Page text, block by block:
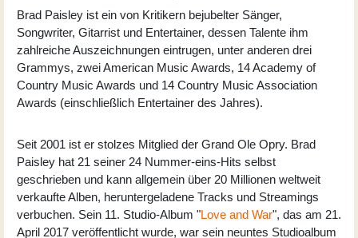
Brad Paisley ist ein von Kritikern bejubelter Sänger,
Songwriter, Gitarrist und Entertainer, dessen Talente ihm
zahlreiche Auszeichnungen eintrugen, unter anderen drei
Grammys, zwei American Music Awards, 14 Academy of
Country Music Awards und 14 Country Music Association
Awards (einschließlich Entertainer des Jahres).
Seit 2001 ist er stolzes Mitglied der Grand Ole Opry. Brad
Paisley hat 21 seiner 24 Nummer-eins-Hits selbst
geschrieben und kann allgemein über 20 Millionen weltweit
verkaufte Alben, heruntergeladene Tracks und Streamings
verbuchen. Sein 11. Studio-Album "Love and War", das am 21.
April 2017 veröffentlicht wurde, war sein neuntes Studioalbum